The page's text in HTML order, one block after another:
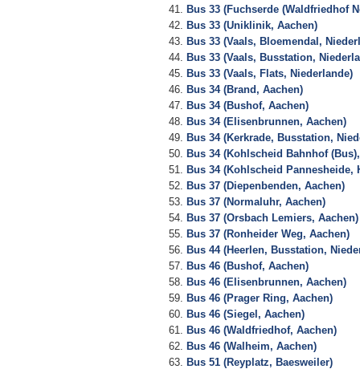
Bus 33 (Fuchserde (Waldfriedhof
Bus 33 (Uniklinik, Aachen)
Bus 33 (Vaals, Bloemendal,
Bus 33 (Vaals, Busstation,
Bus 33 (Vaals, Flats, Niederlande)
Bus 34 (Brand, Aachen)
Bus 34 (Bushof, Aachen)
Bus 34 (Elisenbrunnen, Aachen)
Bus 34 (Kerkrade, Busstation,
Bus 34 (Kohlscheid Bahnhof
Bus 34 (Kohlscheid Pannesheide,
Bus 37 (Diepenbenden, Aachen)
Bus 37 (Normaluhr, Aachen)
Bus 37 (Orsbach Lemiers, Aachen)
Bus 37 (Ronheider Weg, Aachen)
Bus 44 (Heerlen, Busstation,
Bus 46 (Bushof, Aachen)
Bus 46 (Elisenbrunnen, Aachen)
Bus 46 (Prager Ring, Aachen)
Bus 46 (Siegel, Aachen)
Bus 46 (Waldfriedhof, Aachen)
Bus 46 (Walheim, Aachen)
Bus 51 (Reyplatz, Baesweiler)